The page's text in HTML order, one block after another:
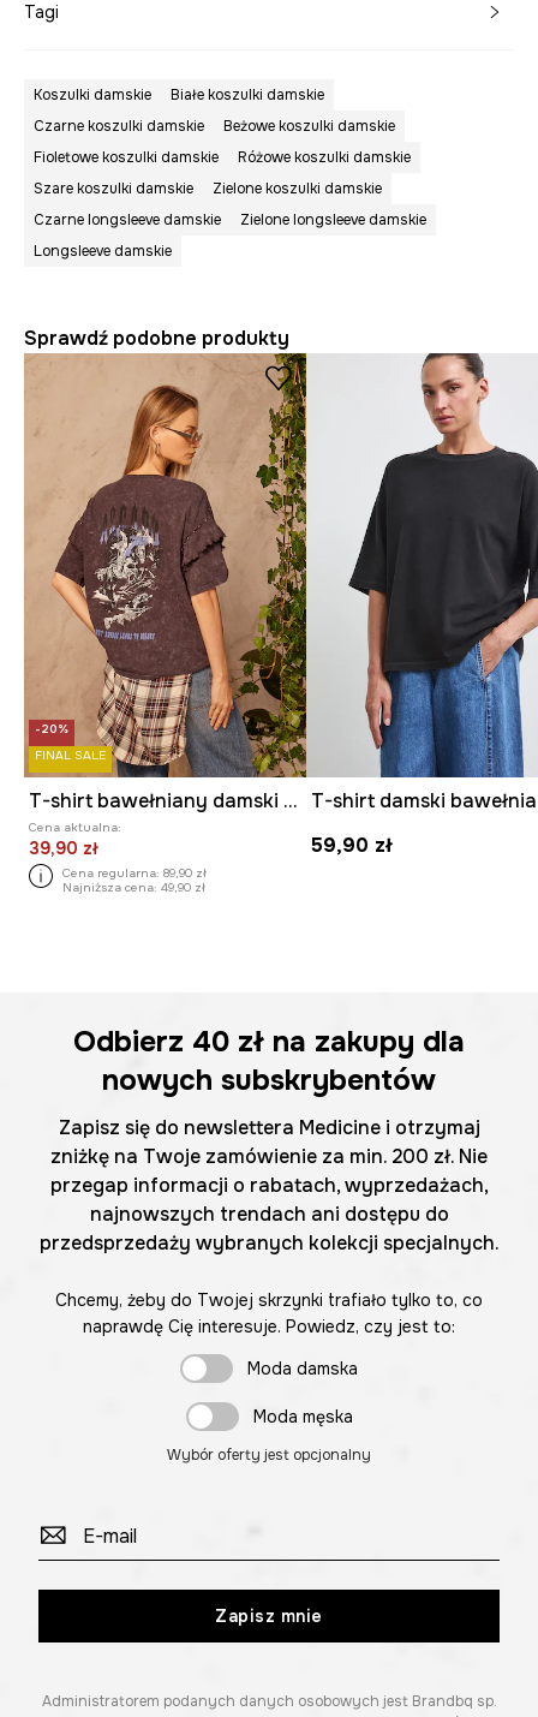
Tagi
Koszulki damskie
Białe koszulki damskie
Czarne koszulki damskie
Beżowe koszulki damskie
Fioletowe koszulki damskie
Różowe koszulki damskie
Szare koszulki damskie
Zielone koszulki damskie
Czarne longsleeve damskie
Zielone longsleeve damskie
Longsleeve damskie
Sprawdź podobne produkty
-20%
FINAL SALE
T-shirt bawełniany damski z kolekcji Lands of Legends – Asgard
Cena aktualna:
39,90 zł
Cena regularna: 89,90 zł
Najniższa cena: 49,90 zł
59,90 zł
Odbierz 40 zł na zakupy dla
nowych subskrybentów
Zapisz się do newslettera Medicine i otrzymaj
zniżkę na Twoje zamówienie za min. 200 zł. Nie
przegap informacji o rabatach, wyprzedażach,
najnowszych trendach ani dostępu do
przedsprzedaży wybranych kolekcji specjalnych.
Chcemy, żeby do Twojej skrzynki trafiało tylko to, co
naprawdę Cię interesuje. Powiedz, czy jest to:
Moda damska
Moda męska
Wybór oferty jest opcjonalny
Zapisz mnie
Administratorem podanych danych osobowych jest Brandbq sp.